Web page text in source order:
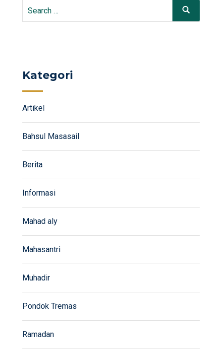
Search
Search
Kategori
Artikel
Bahsul Masasail
Berita
Informasi
Mahad aly
Mahasantri
Muhadir
Pondok Tremas
Ramadan